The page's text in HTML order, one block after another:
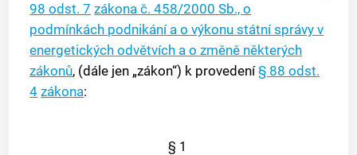
98 odst. 7 zákona č. 458/2000 Sb., o
podmínkách podnikání a o výkonu státní správy v
energetických odvětvích a o změně některých
zákonů, (dále jen „zákon“) k provedení§ 88 odst.
4 zákona:
§ 1